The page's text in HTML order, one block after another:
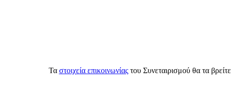
Τα στοιχεία επικοινωνίαςτου Συνεταιρισμού θα τα βρείτε